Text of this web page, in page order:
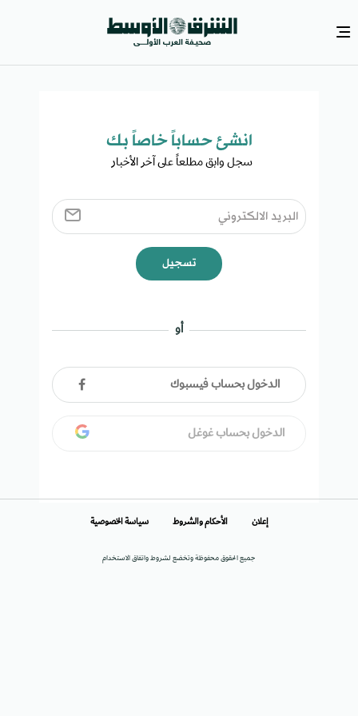
انشئ حساباً خاصاً بك​
سجل وابق مطلعاً على آخر الأخبار ​
تسجيل
أو
الدخول بحساب فيسبوك
الدخول بحساب غوغل
جميع الحقوق محفوظة وتخضع لشروط واتفاق الاستخدام
إعلان الأحكام والشروط سياسة الخصوصية